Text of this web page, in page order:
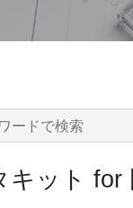
キット for